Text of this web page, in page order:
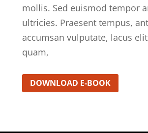
mollis. Sed euismod tempor
ultricies. Praesent tempus,
accumsan vulputate, lacus
quam,
DOWNLOAD E-BOOK